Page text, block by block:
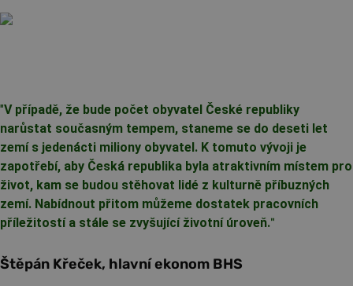
"V případě, že bude počet obyvatel České republiky
narůstat současným tempem, staneme se do deseti let
zemí s jedenácti miliony obyvatel. K tomuto vývoji je
zapotřebí, aby Česká republika byla atraktivním místem pro
život, kam se budou stěhovat lidé z kulturně příbuzných
zemí. Nabídnout přitom můžeme dostatek pracovních
příležitostí a stále se zvyšující životní úroveň."
Štěpán Křeček, hlavní ekonom BHS